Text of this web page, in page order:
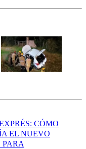
CÓMO
EL NUEVO